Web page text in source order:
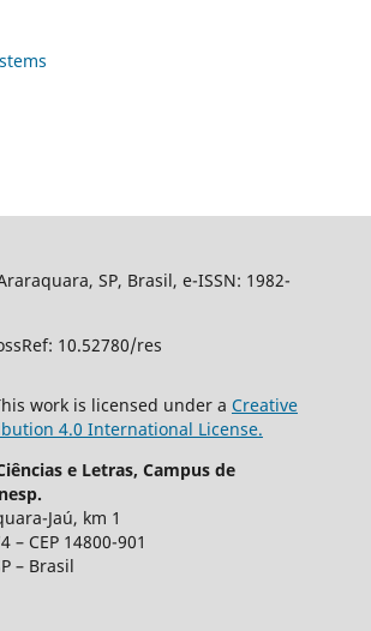
SP, Brasil, e-ISSN: 1982-
10.52780/res
work is licensed under a Creative
4.0 International License.
e Letras, Campus de
Jaú, km 1
– CEP 14800-901
– Brasil